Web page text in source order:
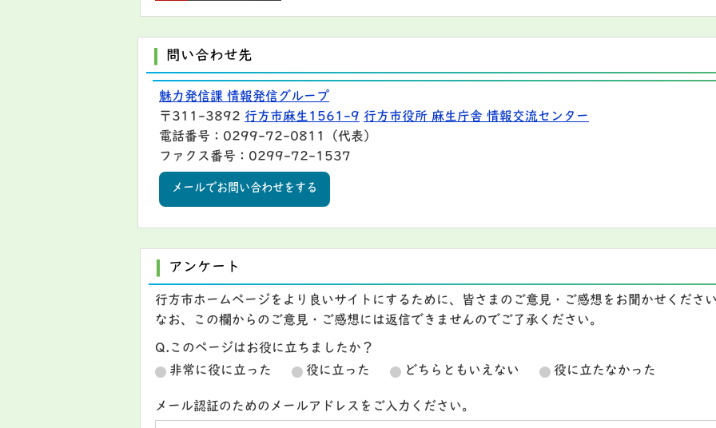
問い合わせ先
魅力発信課 情報発信グループ
〒311-3892 行方市麻生1561-9 行方市役所 麻生庁舎 情報交流センター
電話番号：0299-72-0811（代表）
ファクス番号：0299-72-1537
メールでお問い合わせをする
アンケート
行方市ホームページをより良いサイトにするために、皆さまのご意見・ご感想をお聞かせくださ
なお、この欄からのご意見・ご感想には返信できませんのでご了承ください。
Q.このページはお役に立ちましたか？
非常に役に立った
役に立った どちらともいえない 役に立たなかった
メール認証のためのメールアドレスをご入力ください。